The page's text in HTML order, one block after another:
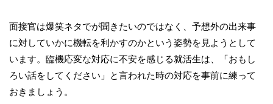
面接官は爆笑ネタでが聞きたいのではなく、予想外の出来事
に対していかに機転を利かすのかという姿勢を見ようとして
います。臨機応変な対応に不安を感じる就活生は、「おもし
ろい話をしてください」と言われた時の対応を事前に練って
おきましょう。